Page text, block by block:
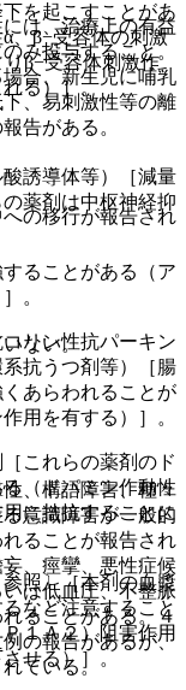
は、治療上の有益
み投与すること。
合、新生児に哺乳
、易刺激性等の離
告がある。
の移行が報告され
ない。
、構語障害、種々
意識障害が一般的
ることが報告され
、痙攣、悪性症候
は低血圧、不整脈
ることがある。４
の報告があるが、
ている。
を起こすことがあ
、β−受容体の刺激
β−受容体刺激作
る）］。
誘導体等）［減量
薬剤は中枢神経抑
ることがある（ア
。
リン性抗パーキン
抗うつ剤等）［腸
あらわれることが
用を有する）］。
これらの薬剤のド
（ドパミン作動性
に拮抗することに
照〕［本剤の血漿
など注意すること
１Ａ２）阻害作用
せる）］。